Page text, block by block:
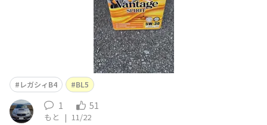
レガシィB4 BL5
1 51
もと | 11/22